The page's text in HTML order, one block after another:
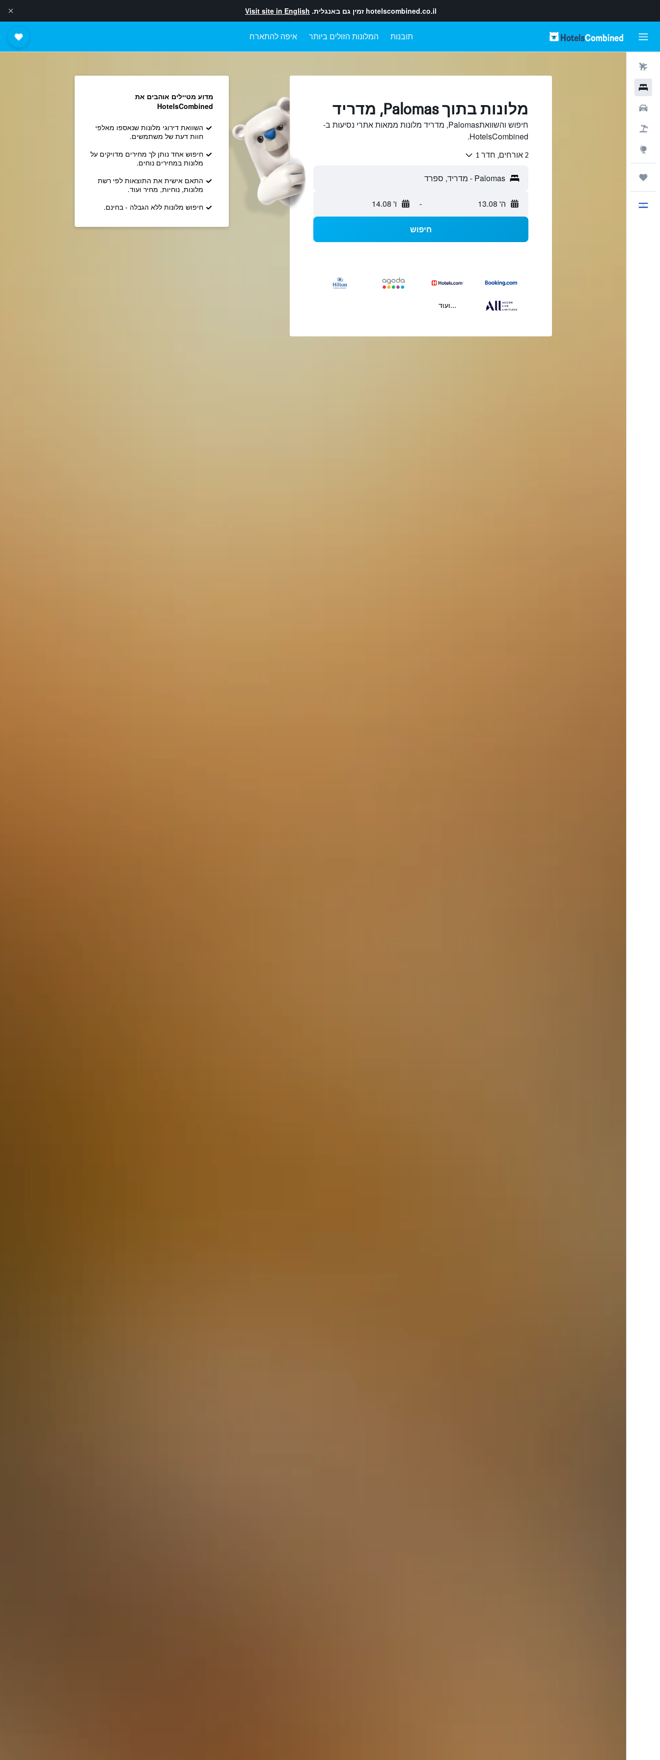
hotelscombined.co.il זמין גם באנגלית. Visit site in English
תובנות המלונות הזולים ביותר איפה להתארח
מלונות בתוך Palomas, מדריד
חיפוש והשוואתPalomas, מדריד מלונות ממאות אתרי נסיעות ב-
HotelsCombined.
2 אורחים, חדר 1
ה' 13.08 - ו' 14.08
חיפוש
...ועוד
מדוע מטיילים אוהבים את
HotelsCombined
השוואת דירוגי מלונות שנאספו מאלפי
חוות דעת של משתמשים.
חיפוש אחד נותן לך מחירים מדויקים על
מלונות במחירים נוחים.
התאם אישית את התוצאות לפי רשת
מלונות, נוחיות, מחיר ועוד.
חיפוש מלונות ללא הגבלה - בחינם.